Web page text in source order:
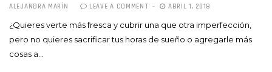
ALEJANDRA MARÍN LEAVE A COMMENT ABRIL 1, 2018
¿Quieres verte más fresca y cubrir una que otra imperfección,
pero no quieres sacrificar tus horas de sueño o agregarle más
cosas a…